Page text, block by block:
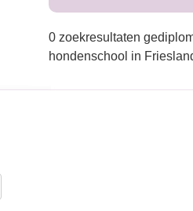
0 zoekresultaten
hondenschool in